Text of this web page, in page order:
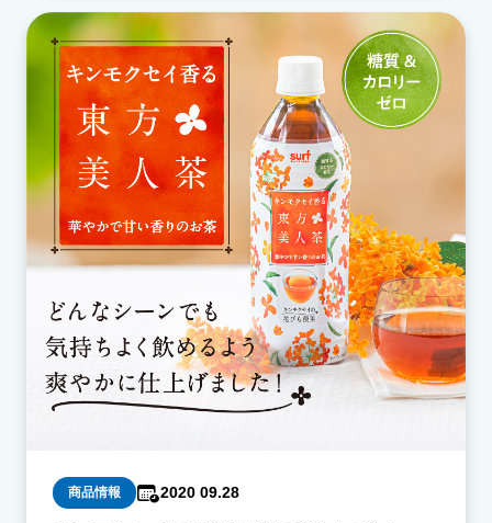
商品情報 2020 09.28